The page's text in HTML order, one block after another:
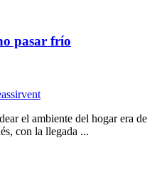
pasar frío
el ambiente del hogar era de
con la llegada ...